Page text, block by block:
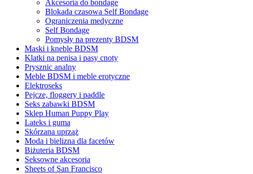
Akcesoria do bondage
Blokada czasowa Self Bondage
Ograniczenia medyczne
Self Bondage
Pomysły na prezenty BDSM
Maski i kneble BDSM
Klatki na penisa i pasy cnoty
Prysznic analny
Meble BDSM i meble erotyczne
Elektroseks
Pejcze, floggery i paddle
Seks zabawki BDSM
Sklep Human Puppy Play
Lateks i guma
Skórzana uprząż
Moda i bielizna dla facetów
Biżuteria BDSM
Seksowne akcesoria
Sheets of San Francisco